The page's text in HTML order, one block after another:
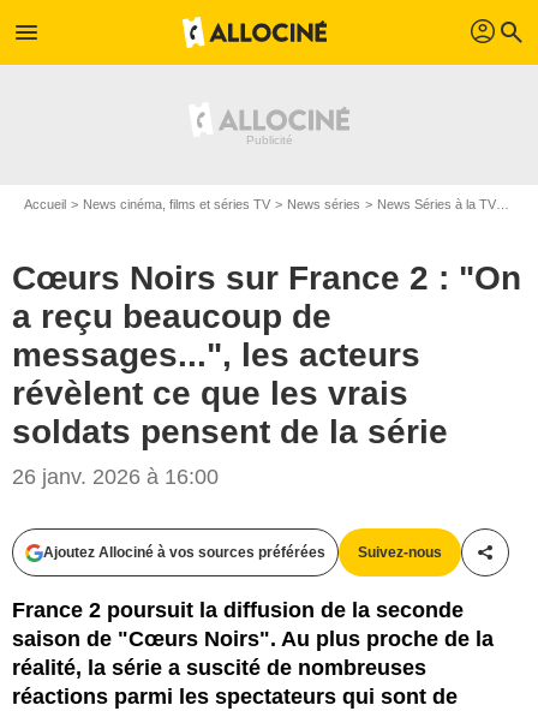
menu profil search
Accueil News cinéma, films et séries TV News séries News Séries à la TV
Cœurs Noirs sur France 2 : "On
a reçu beaucoup de
messages...", les acteurs
révèlent ce que les vrais
soldats pensent de la série
26 janv. 2026 à 16:00
Ajoutez Allociné à vos sources préférées Suivez-nous
France 2 poursuit la diffusion de la seconde
saison de "Cœurs Noirs". Au plus proche de la
réalité, la série a suscité de nombreuses
réactions parmi les spectateurs qui sont de